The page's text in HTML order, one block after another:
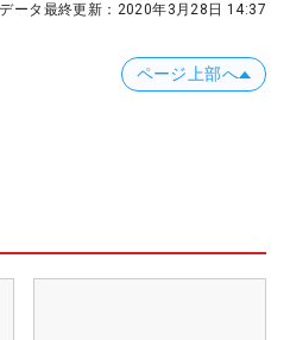
データ最終更新： 2020年3月28日 14:37
ページ上部へ